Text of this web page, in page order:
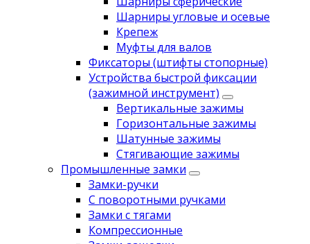
Шарниры угловые и осевые
Крепеж
Муфты для валов
Фиксаторы (штифты стопорные)
Устройства быстрой фиксации
(зажимной инструмент)
Вертикальные зажимы
Горизонтальные зажимы
Шатунные зажимы
Стягивающие зажимы
Промышленные замки
Замки-ручки
С поворотными ручками
Замки с тягами
Компрессионные